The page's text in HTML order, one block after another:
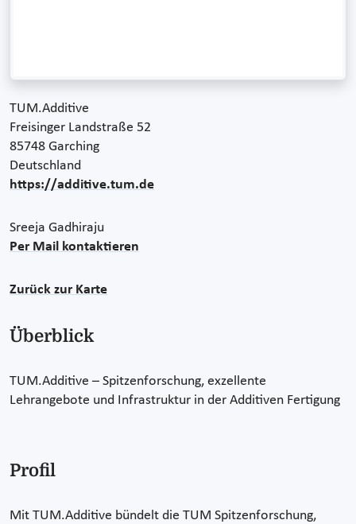
TUM.Additive
Freisinger Landstraße 52
85748 Garching
Deutschland
https://additive.tum.de
Sreeja Gadhiraju
Per Mail kontaktieren
Zurück zur Karte
Überblick
TUM.Additive – Spitzenforschung, exzellente
Lehrangebote und Infrastruktur in der Additiven Fertigung
Profil
Mit TUM.Additive bündelt die TUM Spitzenforschung,